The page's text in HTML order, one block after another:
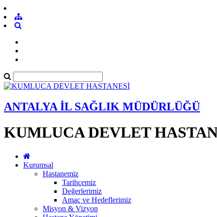
ANTALYA İL SAĞLIK MÜDÜRLÜĞÜ
KUMLUCA DEVLET
Kurumsal
Hastanemiz
Tarihçemiz
Değerlerimiz
Amaç ve Hedeflerimiz
Misyon & Vizyon